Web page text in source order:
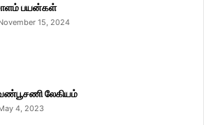
பயன்கள்
15, 2024
லேகியம்
4, 2023